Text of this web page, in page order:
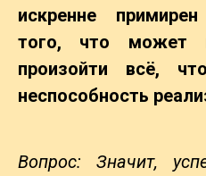
искренне
того, что может
произойти всё,
неспособность
Вопрос: Значит,